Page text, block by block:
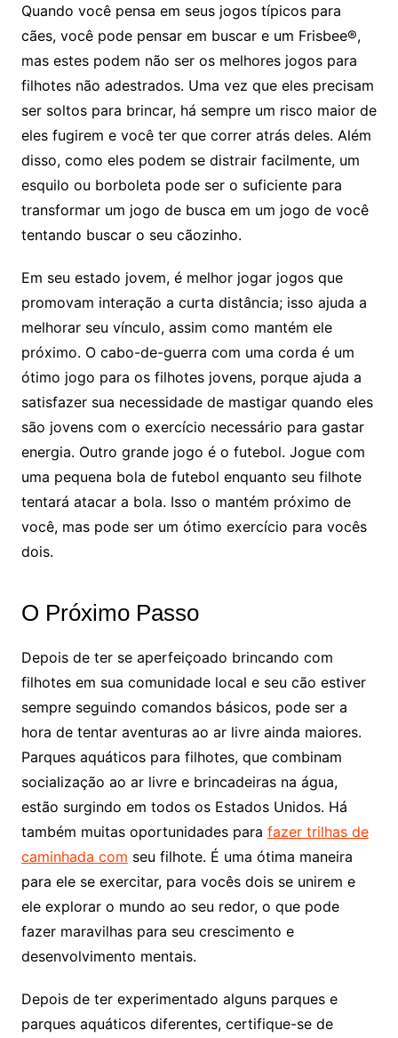
Quando você pensa em seus jogos típicos para
cães, você pode pensar em buscar e um Frisbee®,
mas estes podem não ser os melhores jogos para
filhotes não adestrados. Uma vez que eles precisam
ser soltos para brincar, há sempre um risco maior de
eles fugirem e você ter que correr atrás deles. Além
disso, como eles podem se distrair facilmente, um
esquilo ou borboleta pode ser o suficiente para
transformar um jogo de busca em um jogo de você
tentando buscar o seu cãozinho.
Em seu estado jovem, é melhor jogar jogos que
promovam interação a curta distância; isso ajuda a
melhorar seu vínculo, assim como mantém ele
próximo. O cabo-de-guerra com uma corda é um
ótimo jogo para os filhotes jovens, porque ajuda a
satisfazer sua necessidade de mastigar quando eles
são jovens com o exercício necessário para gastar
energia. Outro grande jogo é o futebol. Jogue com
uma pequena bola de futebol enquanto seu filhote
tentará atacar a bola. Isso o mantém próximo de
você, mas pode ser um ótimo exercício para vocês
dois.
O Próximo Passo
Depois de ter se aperfeiçoado brincando com
filhotes em sua comunidade local e seu cão estiver
sempre seguindo comandos básicos, pode ser a
hora de tentar aventuras ao ar livre ainda maiores.
Parques aquáticos para filhotes, que combinam
socialização ao ar livre e brincadeiras na água,
estão surgindo em todos os Estados Unidos. Há
também muitas oportunidades para fazer trilhas de
caminhada com seu filhote. É uma ótima maneira
para ele se exercitar, para vocês dois se unirem e
ele explorar o mundo ao seu redor, o que pode
fazer maravilhas para seu crescimento e
desenvolvimento mentais.
Depois de ter experimentado alguns parques e
parques aquáticos diferentes, certifique-se de